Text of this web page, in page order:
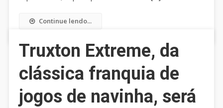
Continue lendo...
Truxton Extreme, da
clássica franquia de
jogos de navinha, será